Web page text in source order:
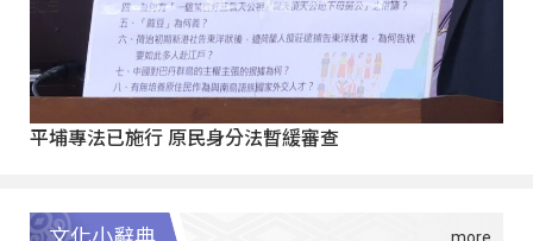
平埔專法已施行 原民身分法暫緩審查